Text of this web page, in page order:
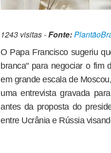
1243 visitas -Fonte:
O Papa Francisco sugeriu
branca" para negociar o fim
em grande escala de
uma entrevista gravada
antes da proposta do
entre Ucrânia e Rússia